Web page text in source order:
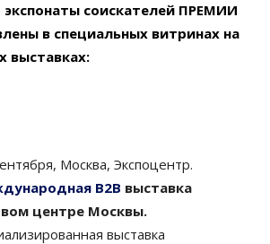
экспонаты соискателей ПРЕМИИ
в специальных витринах на
выставках:
Москва, Экспоцентр.
B2B выставка
центре Москвы.
выставка